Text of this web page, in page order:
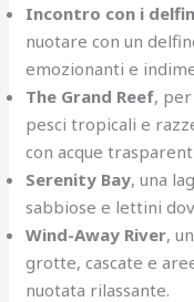
Incontro con i
nuotare con un
emozionanti e
The Grand Reef,
pesci tropicali e
con acque
Serenity Bay, una
sabbiose e lettini
Wind-Away River,
grotte, cascate e
nuotata rilassante.